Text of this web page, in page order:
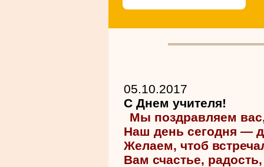
05.10.2017
С Днем учителя!
Мы поздравляем
Наш день сегодня —
Желаем, чтоб
Вам счастье,